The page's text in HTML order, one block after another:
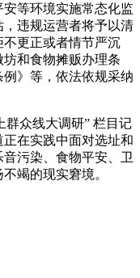
等环境实施常态化监
违规运营者将予以清
更正或者情节严沉
和食物摊贩办理条
》等，依法依规采纳
众线大调研” 栏目记
在实践中面对选址和
污染、食物平安、卫
竭的现实窘境。